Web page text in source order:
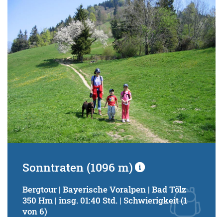
Sonntraten (1096 m)
Bergtour | Bayerische Voralpen | Bad Tölz
350 Hm | insg. 01:40 Std. | Schwierigkeit (1
von 6)